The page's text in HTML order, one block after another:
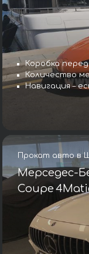
Коробка
Количество
Навигация –
Прокат авто в
Мерседес-
Coupe